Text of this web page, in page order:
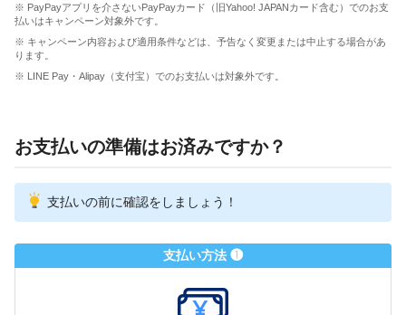
※ PayPayアプリを介さないPayPayカード（旧Yahoo! JAPANカード含む）でのお支
払いはキャンペーン対象外です。
※ キャンペーン内容および適用条件などは、予告なく変更または中止する場合があ
ります。
※ LINE Pay・Alipay（支付宝）でのお支払いは対象外です。
お支払いの準備はお済みですか？
支払いの前に確認をしましょう！
支払い方法 ❶